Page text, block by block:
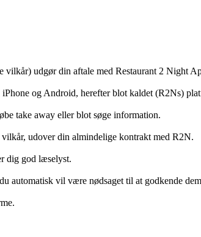
vilkår) udgør din aftale med Restaurant 2 Night
og Android, herefter blot kaldet (R2Ns)
take away eller blot søge information.
vilkår, udover din almindelige kontrakt med R2N.
dig god læselyst.
automatisk vil være nødsaget til at godkende